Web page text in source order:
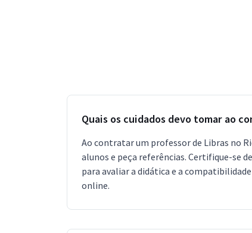
Quais os cuidados devo tomar ao
Ao contratar um professor de Libras no
alunos e peça referências. Certifique-se
para avaliar a didática e a
online.